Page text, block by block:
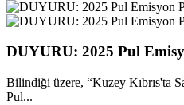
DUYURU: 2025 Pul
Bilindiği üzere, “Kuzey Kıbrıs'ta
Pul...